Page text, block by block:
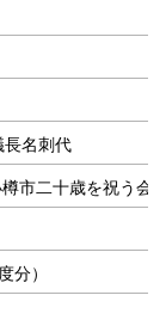
名刺代
市二十歳を祝う会
分）